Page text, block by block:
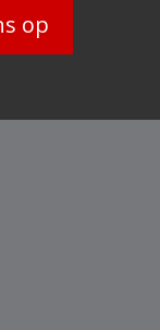
op